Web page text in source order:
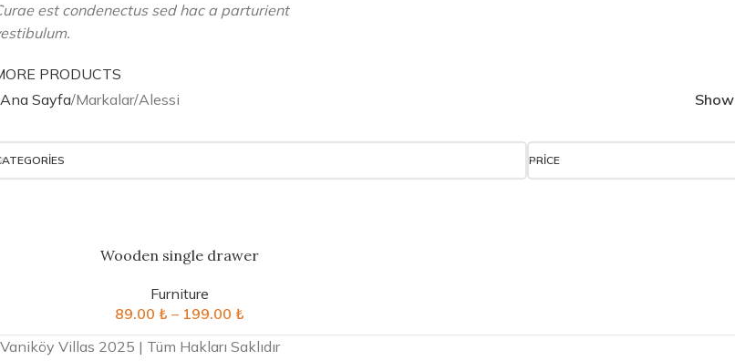
est condenectus sed hac a parturient
PRODUCTS
Ana Sayfa Markalar Alessi Show
PRICE
Wooden single drawer
Furniture
89.00 ₺ – 199.00 ₺
Vaniköy Villas 2025 | Tüm Hakları Saklıdır